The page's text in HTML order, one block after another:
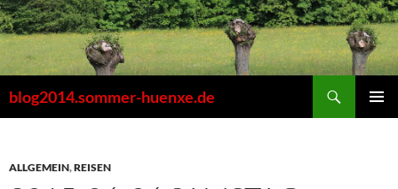
Zum
Inhalt
springen
blog2014.sommer-huenxe.de
ALLGEMEIN,REISEN